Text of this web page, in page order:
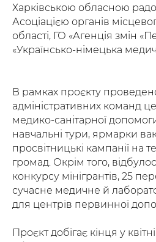
Харківською обласною
Асоціацією органів
області, ГО «Агенція змін
«Українсько-німецька
В рамках проєкту
адміністративних команд
медико-санітарної
навчальні тури, ярмарки
просвітницькі кампанії на
громад. Окрім того,
конкурсу мінігрантів, 25
сучасне медичне й
для центрів первинної
Проєкт добігає кінця у